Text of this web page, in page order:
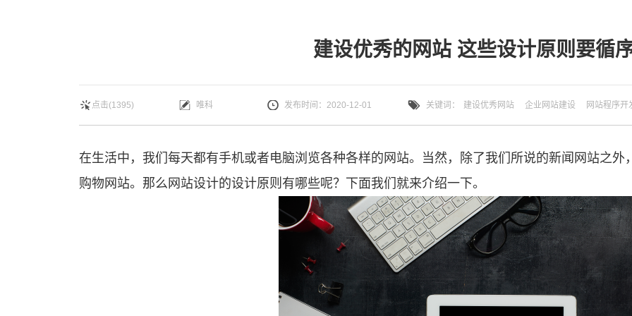
建设优秀的网站 这些设计原则要循
点击(1395) 唯科 发布时间：2020-12-01 关键词： 建设优秀网站 企业网站建设 网站程序开
在生活中，我们每天都有手机或者电脑浏览各种各样的网站。当然，除了我们所说的新闻网站之外，还有很多的一些公司的网站，也包括一些
购物网站。那么网站设计的设计原则有哪些呢？下面我们就来介绍一下。